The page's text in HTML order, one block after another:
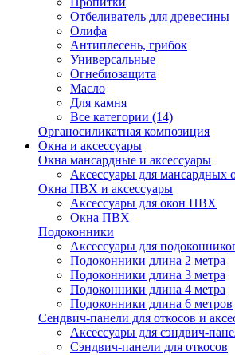
Отбеливатель для древесины
Олифа
Антиплесень, грибок
Универсальные
Огнебиозащита
Масло
Для камня
Все категории (14)
Органосиликатная композиция
Окна и аксессуары
Окна мансардные и аксессуары
Аксессуары для мансардных
Окна ПВХ и аксессуары
Аксессуары для окон ПВХ
Окна ПВХ
Подоконники
Аксессуары для
Подоконники длина 2 метра
Подоконники длина 3 метра
Подоконники длина 4 метра
Подоконники длина 6 метров
Сендвич-панели для откосов и
Аксессуары для сэндвич-
Сэндвич-панели для откосов